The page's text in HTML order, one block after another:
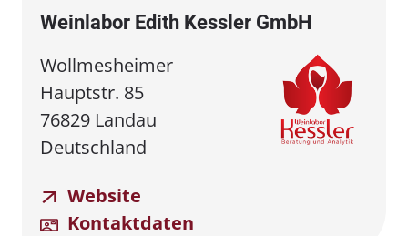
Weinlabor Edith Kessler GmbH
Wollmesheimer
Hauptstr. 85
76829 Landau
Deutschland
Website
Kontaktdaten